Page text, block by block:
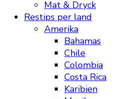
Mat & Dryck
Restips per land
Amerika
Bahamas
Chile
Colombia
Costa Rica
Karibien